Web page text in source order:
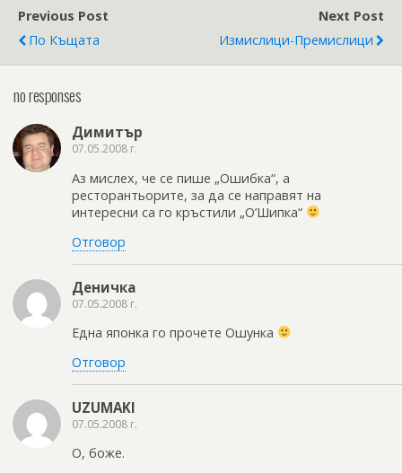
Previous Post
По Къщата
Next Post
Измислици-Премислици
no responses
Димитър
07.05.2008 г.
Аз мислех, че се пише „Ошибка“, а
ресторантьорите, за да се направят на
интересни са го кръстили „О’Шипка“
Отговор
Деничка
07.05.2008 г.
Една японка го прочете Ошунка
Отговор
UZUMAKI
07.05.2008 г.
О, боже.